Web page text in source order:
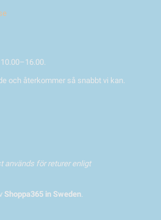
och återkommer så snabbt vi kan.
används för returer enligt
Shoppa365 in Sweden.